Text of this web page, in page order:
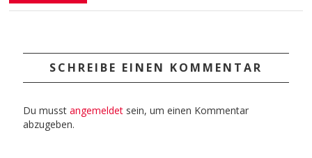
SCHREIBE EINEN KOMMENTAR
Du musst angemeldet sein, um einen Kommentar
abzugeben.